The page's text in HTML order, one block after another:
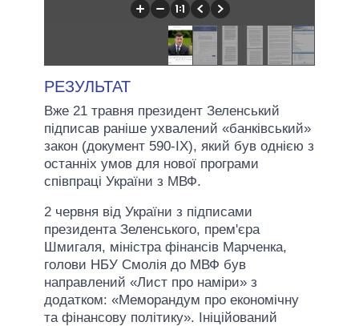
РЕЗУЛЬТАТ
Вже 21 травня президент Зеленський
підписав раніше ухвалений «банківський»
закон (документ 590-IX), який був однією з
останніх умов для нової програми
співпраці України з МВФ.
2 червня від України з підписами
президента Зеленського, прем'єра
Шмигаля, міністра фінансів Марченка,
голови НБУ Смолія до МВФ був
направлений «Лист про наміри» з
додатком: «Меморандум про економічну
та фінансову політику». Ініційований